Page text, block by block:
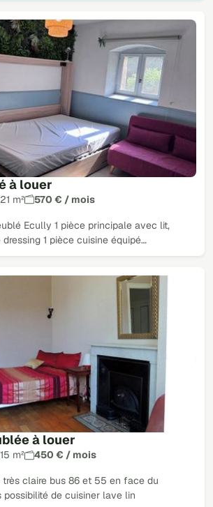
à louer
21 m² 570 € / mois
Ecully 1 pièce principale avec lit,
1 pièce cuisine équipé…
à louer
15 m² 450 € / mois
très claire bus 86 et 55 en face du
de cuisiner lave lin